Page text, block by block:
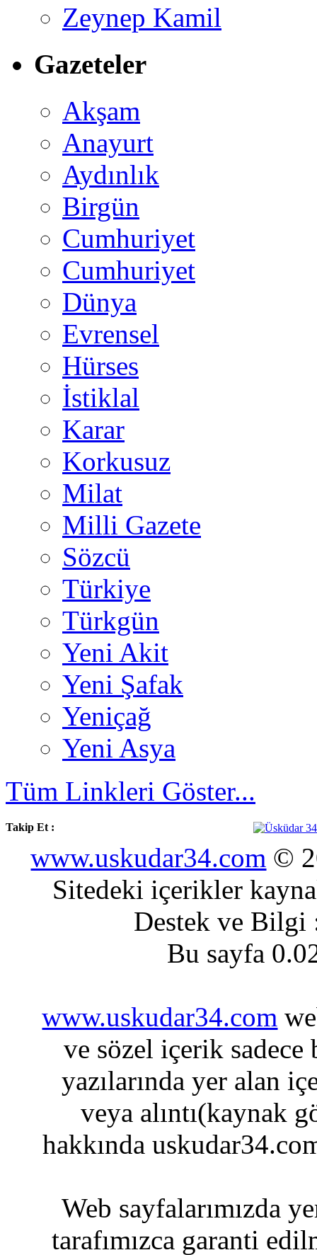
Zeynep Kamil
Gazeteler
Akşam
Anayurt
Aydınlık
Birgün
Cumhuriyet
Cumhuriyet
Dünya
Evrensel
Hürses
İstiklal
Karar
Korkusuz
Milat
Milli Gazete
Sözcü
Türkiye
Türkgün
Yeni Akit
Yeni Şafak
Yeniçağ
Yeni Asya
Tüm Linkleri Göster...
Takip Et :
www.uskudar34.com ©
Sitedeki içerikler
Destek ve
Bu sayfa
www.uskudar34.com
ve sözel içerik sadece
yazılarında yer alan
veya alıntı(kaynak
hakkında
Web sayfalarımızda
tarafımızca garanti